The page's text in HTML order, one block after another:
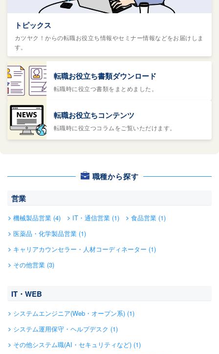
トピックス
カツヤク！からの転職お役立ち情報やセミナー情報などをお届けしま
す。
転職お役立ち書類ダウンロード
転職時に役立つ書類をまとめました。
転職お役立ちコンテンツ
転職時に役立つコラムをご覧いただけます。
職種から探す
営業
機械製品営業 (4) IT・通信営業 (1)
食品営業 (1)
医薬品・化学製品営業 (1)
キャリアカウンセラー・人材コーディネーター (1)
その他営業 (3)
IT・WEB
システムエンジニア(Web・オープン系) (1)
システム運用保守・ヘルプデスク (1)
その他システム職(AI・セキュリティなど) (1)